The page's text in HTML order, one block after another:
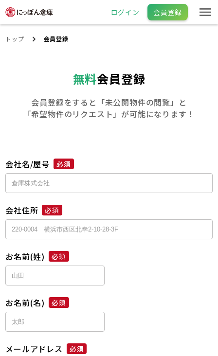
ログイン 会員登録
トップ 会員登録
無料会員登録
会員登録をすると「未公開物件の閲覧」と
「希望物件のリクエスト」が可能になります！
会社名/屋号 必須
会社住所 必須
お名前(姓) 必須
お名前(名) 必須
メールアドレス 必須